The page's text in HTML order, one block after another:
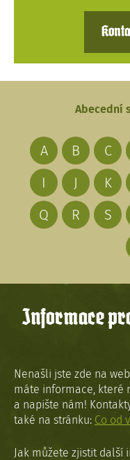
Abecední
A B C
I
J K
Q
R S
Informace
Nenašli jste zde na
máte informace, které
a napište nám!
také na stránku: Co od
Jak můžete zjistit další